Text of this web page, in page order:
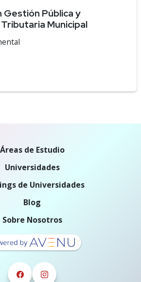
Gestión Pública y
Municipal
Áreas de Estudio
Universidades
de Universidades
Blog
Sobre Nosotros